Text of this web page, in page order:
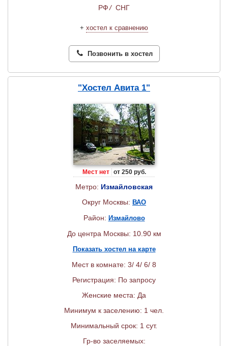
РФ/ СНГ
+ хостел к сравнению
Позвонить в хостел
"Хостел Авита 1"
Мест нет от 250 руб.
Метро: Измайловская
Округ Москвы: ВАО
Район: Измайлово
До центра Москвы: 10.90 км
Показать хостел на карте
Мест в комнате: 3/ 4/ 6/ 8
Регистрация: По запросу
Женские места: Да
Минимум к заселению: 1 чел.
Минимальный срок: 1 сут.
Гр-во заселяемых: